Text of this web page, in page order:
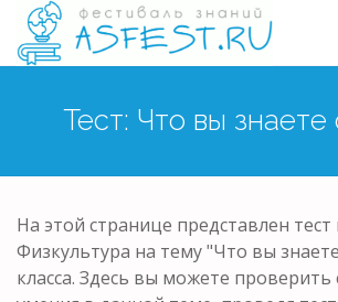
Тест: Что вы знаете
На этой странице представлен
Физкультура на тему "Что вы
класса. Здесь вы можете проверить